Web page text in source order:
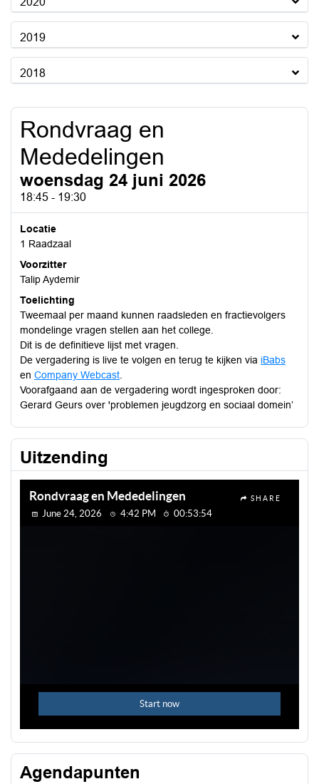
2019
2018
Rondvraag en
Mededelingen
woensdag 24 juni 2026
18:45 - 19:30
Locatie
1 Raadzaal
Voorzitter
Talip Aydemir
Toelichting
Tweemaal per maand kunnen raadsleden en fractievolgers
mondelinge vragen stellen aan het college.
Dit is de definitieve lijst met vragen.
De vergadering is live te volgen en terug te kijken via iBabs
en Company Webcast
Voorafgaand aan de vergadering wordt ingesproken door:
Gerard Geurs over 'problemen jeugdzorg en sociaal domein’
Uitzending
Agendapunten